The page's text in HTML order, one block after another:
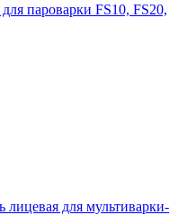
пароварки FS10, FS20,
для мультиварки-